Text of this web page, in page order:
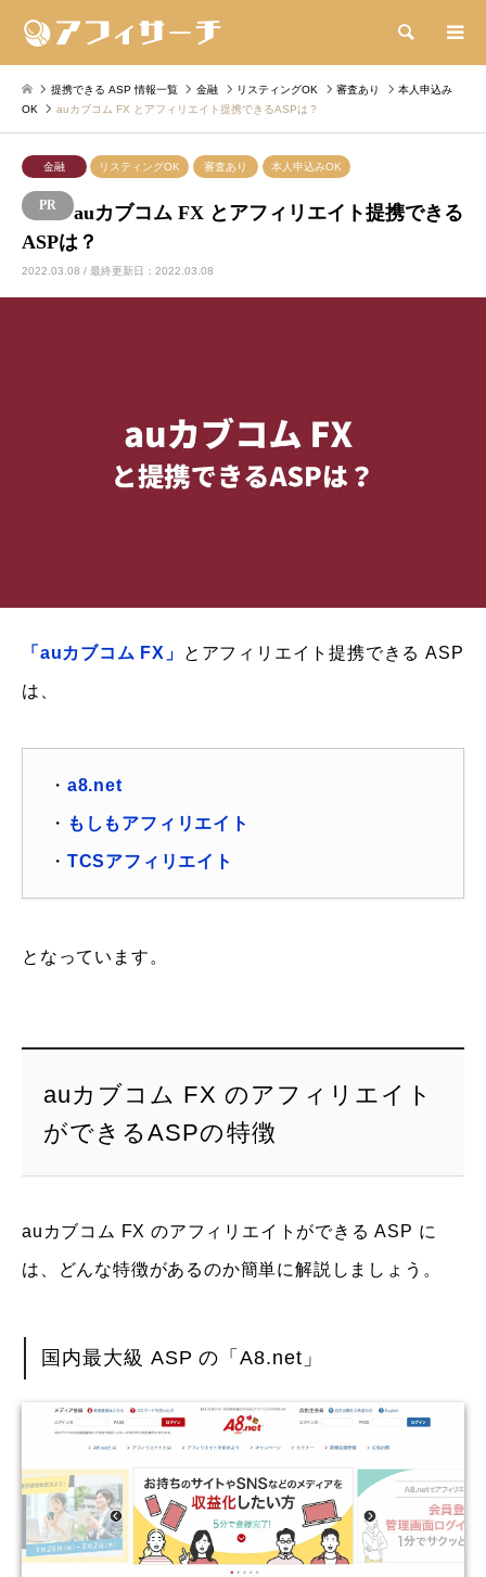
検索
提携できる ASP 情報一覧 金融 リスティングOK 審査あり
本人申込み
OK
auカブコム FX とアフィリエイト提携できるASPは？
金融 リスティングOK 審査あり 本人申込みOK
auカブコム FX とアフィリエイト提携できる
ASPは？
2022.03.08 / 最終更新日：2022.03.08
「auカブコム FX」 とアフィリエイト提携できる ASP
は、
・ a8.net
・ もしもアフィリエイト
・ TCSアフィリエイト
となっています。
auカブコム FX のアフィリエイト
ができるASPの特徴
auカブコム FX のアフィリエイトができる ASP に
は、どんな特徴があるのか簡単に解説しましょう。
国内最大級 ASP の「A8.net」